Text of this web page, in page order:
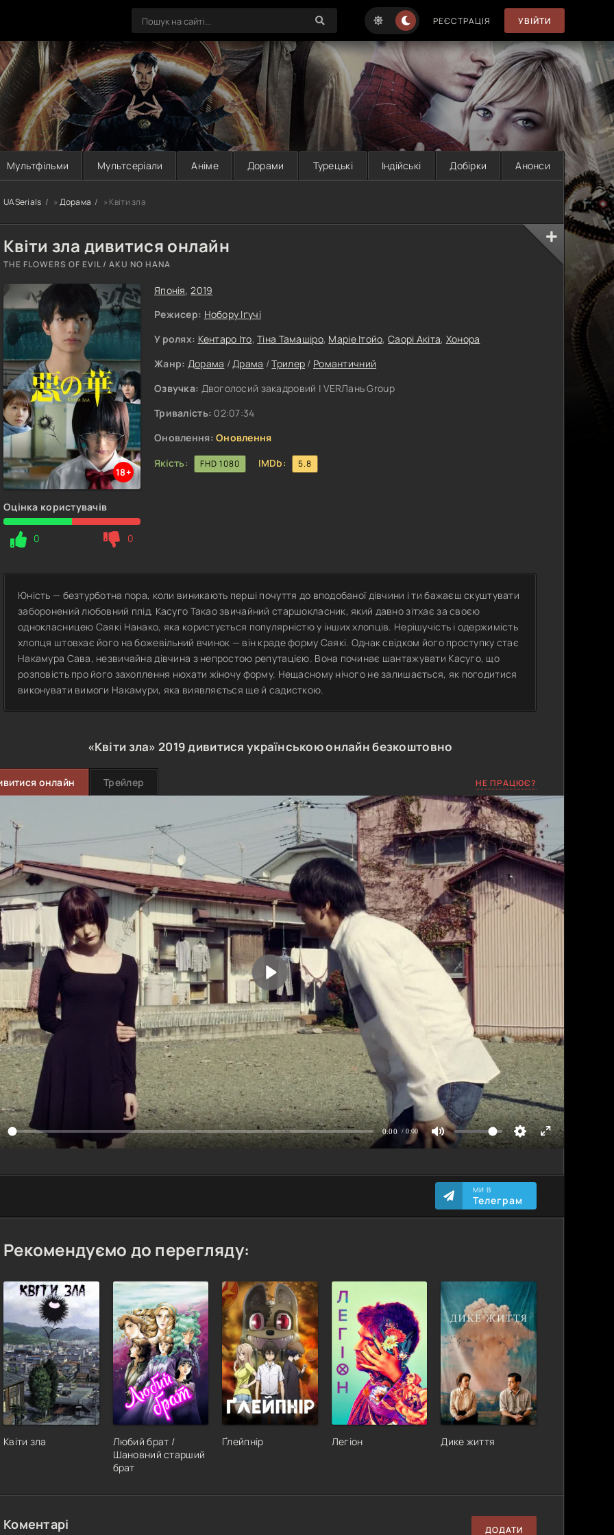
РЕЄСТРАЦІЯ УВІЙТИ
Мультфільми Мультсеріали Аніме Дорами Турецькі Індійські Добірки Анонси
UASerials » Дорама » Квіти зла
Квіти зла дивитися онлайн
THE FLOWERS OF EVIL / AKU NO HANA
18+
Оцінка користувачів
0 0
Японія,2019
Режисер: Нобору Іґучі
У ролях: Кентаро Іто,Тіна Тамашіро, Маріе Ітойо,Саорі Акіта, Хонора
Жанр: Дорама /Драма /Трилер / Романтичний
Озвучка: Двоголосий закадровий | VERЛань Group
Тривалість: 02:07:34
Оновлення: Оновлення
Якість:
FHD 1080 IMDb: 5.8
Юність — безтурботна пора, коли виникають перші почуття до вподобаної дівчини і ти бажаєш скуштувати
заборонений любовний плід. Касуго Такао звичайний старшокласник, який давно зітхає за своєю
однокласницею Саякі Нанако, яка користується популярністю у інших хлопців. Нерішучість і одержимість
хлопця штовхає його на божевільний вчинок — він краде форму Саякі. Однак свідком його проступку стає
Накамура Сава, незвичайна дівчина з непростою репутацією. Вона починає шантажувати Касуго, що
розповість про його захоплення нюхати жіночу форму. Нещасному нічого не залишається, як погодитися
виконувати вимоги Накамури, яка виявляється ще й садисткою.
«Квіти зла»2019дивитися українською онлайн безкоштовно
онлайн Трейлер НЕ ПРАЦЮЄ?
МИ В
Телеграм
Рекомендуємо до перегляду:
Квіти зла
Любий брат /
Шановний старший
брат
Ґлейпнір Легіон Дике життя
Коментарі ДОДАТИ